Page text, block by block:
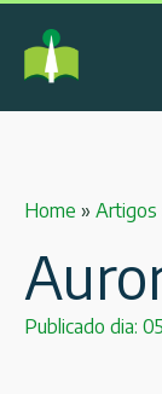
Home » Artigos
Publicado dia: